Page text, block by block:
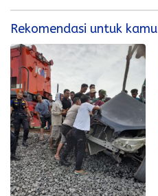
Rekomendasi untuk kamu